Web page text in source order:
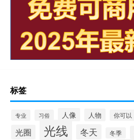
标签
专业 习俗 人像 人物 你可以
光圈 光线 冬天 冬季